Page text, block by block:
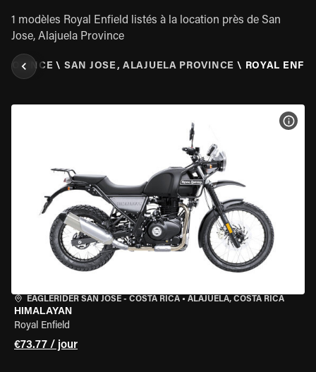
1 modèles Royal Enfield listés à la location près de San
Jose, Alajuela Province
\ SAN JOSE, ALAJUELA PROVINCE \ ROYAL
EAGLERIDER SAN JOSE - COSTA RICA • ALAJUELA, COSTA RICA
HIMALAYAN
Royal Enfield
€73.77 / jour